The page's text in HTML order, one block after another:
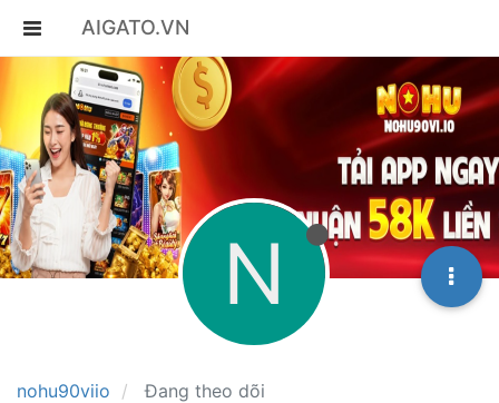
AIGATO.VN
nohu90viio Đang theo dõi
N